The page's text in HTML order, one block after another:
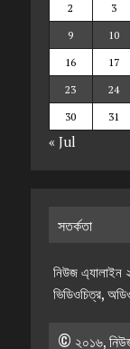
2
3
9
10
16
17
23
24
30
31
« Jul
সতর্কতা
নিউজ এ্যালাইন
ভিডিওচিত্র,
© ২০১৬, নিউজ